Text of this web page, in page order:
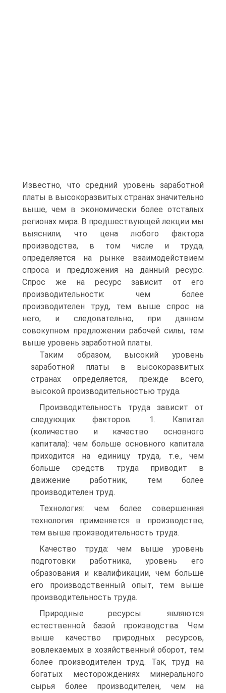
Известно, что средний уровень заработной
платы в высокоразвитых странах значительно
выше, чем в экономически более отсталых
регионах мира. В предшествующей лекции мы
выяснили, что цена любого фактора
производства, в том числе и труда,
определяется на рынке взаимодействием
спроса и предложения на данный ресурс.
Спрос же на ресурс зависит от его
производительности: чем более
производителен труд, тем выше спрос на
него, и следовательно, при данном
совокупном предложении рабочей силы, тем
выше уровень заработной платы.
Таким образом, высокий уровень
заработной платы в высокоразвитых
странах определяется, прежде всего,
высокой производительностью труда.
Производительность труда зависит от
следующих факторов: 1. Капитал
(количество и качество основного
капитала): чем больше основного капитала
приходится на единицу труда, т.е., чем
больше средств труда приводит в
движение работник, тем более
производителен труд.
Технология: чем более совершенная
технология применяется в производстве,
тем выше производительность труда.
Качество труда: чем выше уровень
подготовки работника, уровень его
образования и квалификации, чем больше
его производственный опыт, тем выше
производительность труда.
Природные ресурсы: являются
естественной базой производства. Чем
выше качество природных ресурсов,
вовлекаемых в хозяйственный оборот, тем
более производителен труд. Так, труд на
богатых месторождениях минерального
сырья более производителен, чем на